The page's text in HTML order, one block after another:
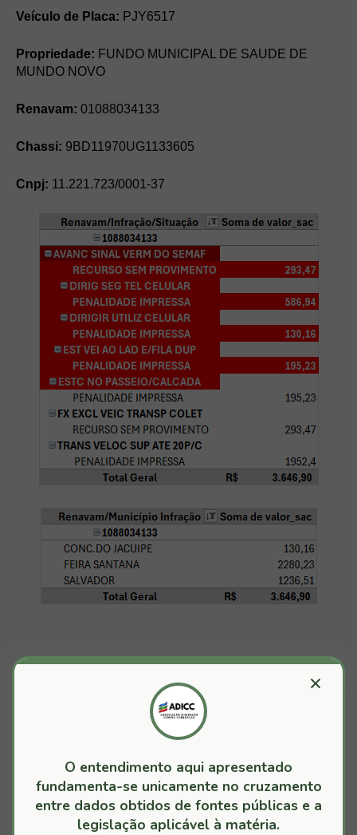
Veículo de Placa: PJY6517
Propriedade: FUNDO MUNICIPAL DE SAUDE DE
MUNDO NOVO
Renavam: 01088034133
Chassi: 9BD11970UG1133605
Cnpj: 11.221.723/0001-37
MULTAS - MUNDO NOVO MUNDO NOVO
Mundo Novo/BA: Dirigir Segurando Telefone
Celular - Infrações PKF5981
Setembro 11, 2024
×
O entendimento aqui apresentado
fundamenta-se unicamente no cruzamento
entre dados obtidos de fontes públicas e a
legislação aplicável à matéria.